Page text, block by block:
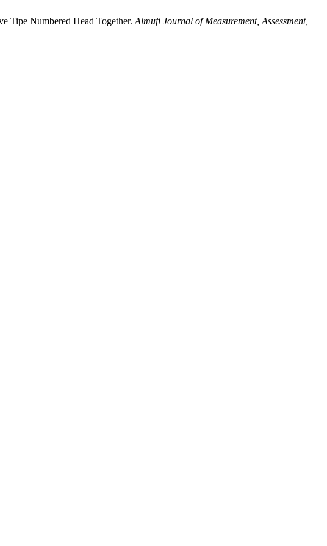
Tipe Numbered Head Together. Almufi Journal of Measurement, Assessment,